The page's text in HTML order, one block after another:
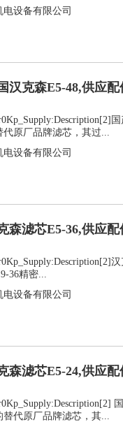
设备有限公司
汉克森E5-48,供应配
代原厂品牌滤芯，其过...
设备有限公司
森滤芯E5-36,供应配
36精密...
设备有限公司
森滤芯E5-24,供应配
替代原厂品牌滤芯，其...